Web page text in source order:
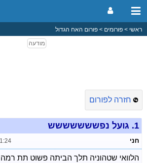
ראשי פורומים פורום האח הגדול
חזרה לפורום
1. גועל נפששששששש
חני
הלוואי שטהוניה תלך הביתה פשוט תת